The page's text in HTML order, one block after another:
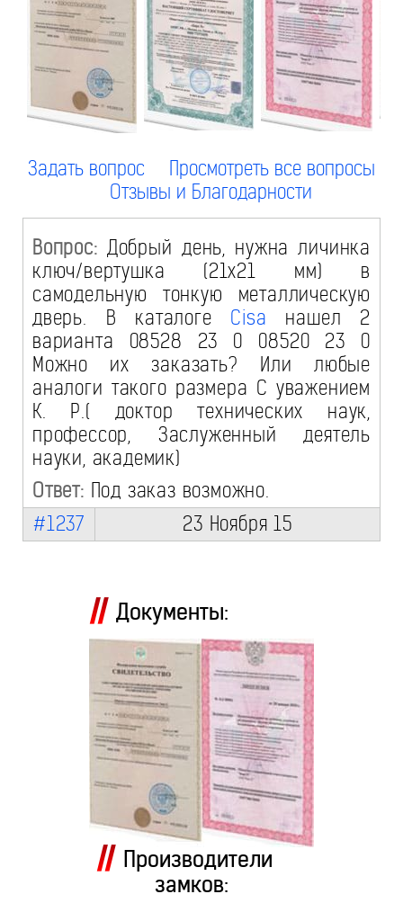
Задать вопрос
Просмотреть все вопросы
Отзывы и Благодарности
Вопрос: Добрый день, нужна личинка
ключ/вертушка (21х21 мм) в
самодельную тонкую металлическую
дверь. В каталоге Cisa нашел 2
варианта 08528 23 0 08520 23 0
Можно их заказать? Или любые
аналоги такого размера С уважением
К. Р.( доктор технических наук,
профессор, Заслуженный деятель
науки, академик)
Ответ: Под заказ возможно.
#1237
23 Ноября 15
Документы:
Производители
замков: